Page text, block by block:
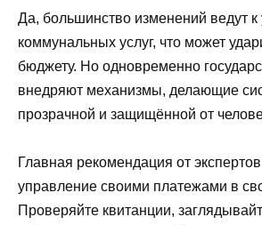
Да, большинство изменений ведут
коммунальных услуг, что может
бюджету. Но одновременно
внедряют механизмы, делающие
прозрачной и защищённой от
Главная рекомендация от
управление своими платежами в
Проверяйте квитанции,